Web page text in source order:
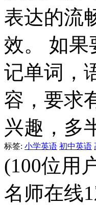
表达的流
效。 如果
记单词，
容，要求
兴趣，多
标签: 小学英语 初中英语
(100位用
名师在线